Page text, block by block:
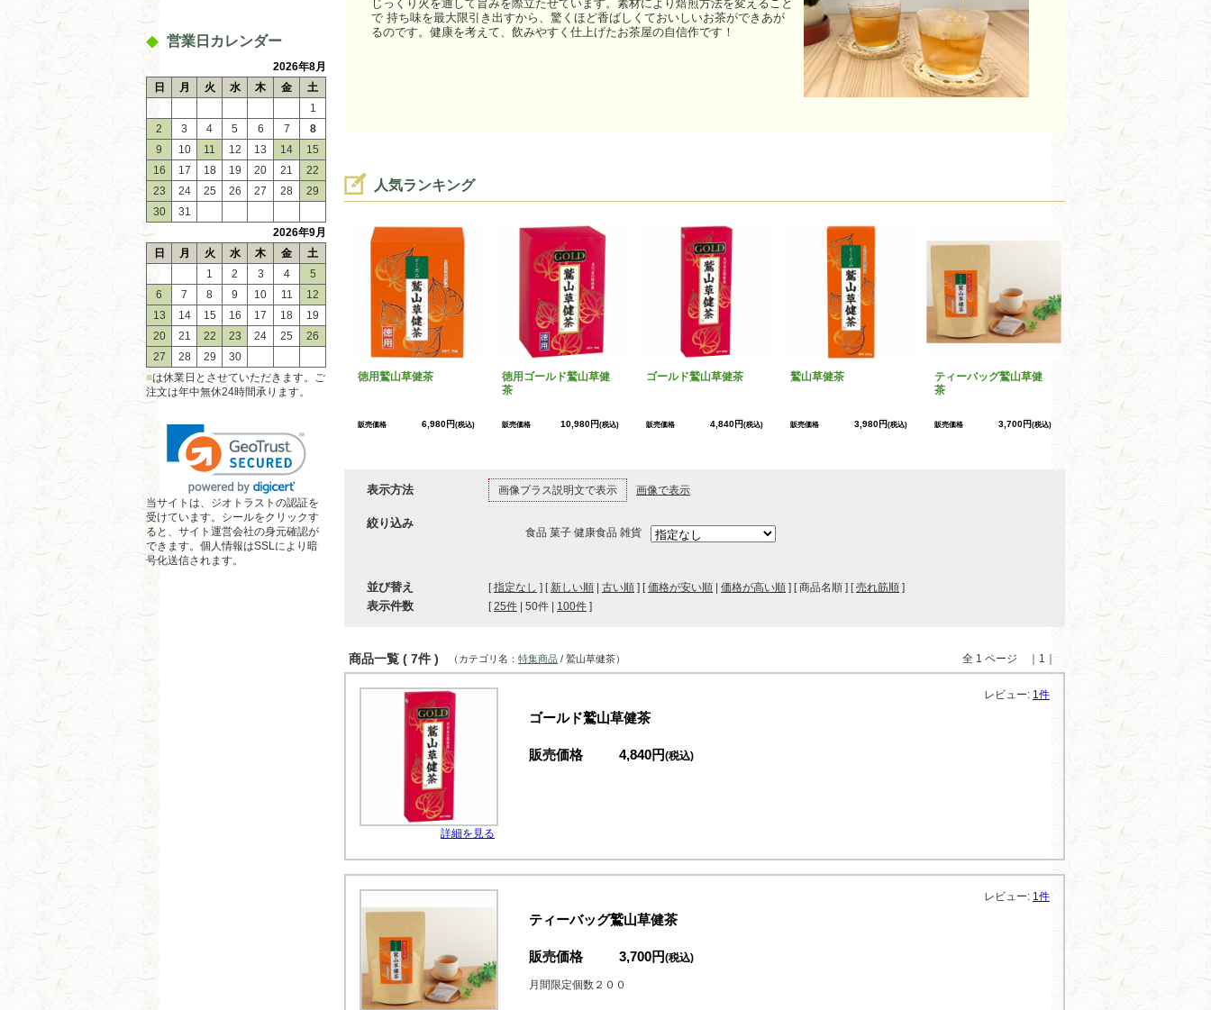
営業日カレンダー
2026年8月
日
月 火 水 木 金
土
1
2
3 4 5 6 7
8
9
10 11 12 13 14
15
16
17 18 19 20 21
22
23
24 25 26 27 28
29
30
31
2026年9月
日
月 火 水 木 金
土
1
2 3 4
5
6
7 8 9 10 11
12
13
14 15 16 17 18
19
20
21 22 23 24 25
26
27
28 29
30
■は休業日とさせていただきます。ご
注文は年中無休24時間承ります。
当サイトは、ジオトラストの認証を
受けています。シールをクリックす
ると、サイト運営会社の身元確認が
できます。個人情報はSSLにより暗
号化送信されます。
じっくり火を通して旨みを際立たせています。素材により焙煎方法を変えること
で 持ち味を最大限引き出すから、驚くほど香ばしくておいしいお茶ができあが
るのです。健康を考えて、飲みやすく仕上げたお茶屋の自信作です！
人気ランキング
徳用鷲山草健茶
販売価格 6,980円(税込)
徳用ゴールド鷲山草健
茶
販売価格 10,980円(税込)
ゴールド鷲山草健茶
販売価格 4,840円(税込)
鷲山草健茶
販売価格 3,980円(税込)
ティーバッグ鷲山草健
茶
販売価格 3,700円(税込)
表示方法 画像プラス説明文で表示 画像で表示
絞り込み
食品 菓子 健康食品 雑貨
並び替え [指定なし ] [ 新しい順 古い順 ] [価格が安い順 価格が高い順 ] [ 商品名順 ] [売れ筋順 ]
表示件数 [ 25件 50件 100件 ]
商品一覧 ( 7件 ) 全 1 ページ ｜1｜
（カテゴリ名： 特集商品 / 鷲山草健茶）
詳細を見る
レビュー: 1件
ゴールド鷲山草健茶
販売価格 4,840円(税込)
レビュー: 1件
ティーバッグ鷲山草健茶
販売価格 3,700円(税込)
月間限定個数２００